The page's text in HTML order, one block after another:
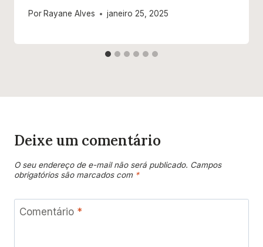
Por Rayane Alves janeiro 25, 2025
Deixe um comentário
O seu endereço de e-mail não será publicado. Campos
obrigatórios são marcados com *
Comentário *